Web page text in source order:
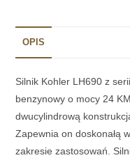
OPIS
Silnik Kohler LH690 z
benzynowy o mocy 24
dwucylindrową
Zapewnia on doskonałą
zakresie zastosowań.